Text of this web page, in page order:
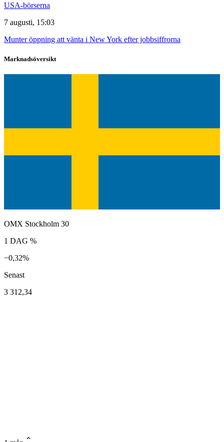
USA-börserna
7 augusti, 15:03
Munter öppning att vänta i New York efter jobbsiffrorna
Marknadsöversikt
OMX Stockholm 30
1 DAG %
−0,32%
Senast
3 312,34